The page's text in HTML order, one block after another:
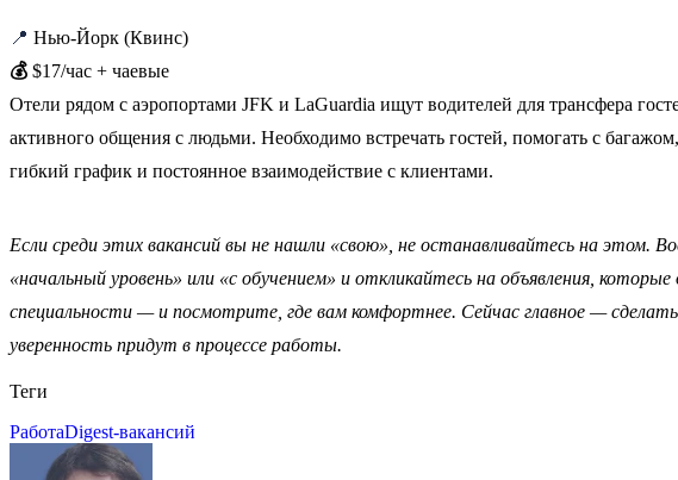
📍 Нью-Йорк (Квинс)
💰 $17/час + чаевые
Отели рядом с аэропортами JFK и LaGuardia ищут водителей для трансфера
активного общения с людьми. Необходимо встречать гостей, помогать с
гибкий график и постоянное взаимодействие с клиентами.
Если среди этих вакансий вы не нашли «свою», не останавливайтесь на этом.
«начальный уровень» или «с обучением» и откликайтесь на объявления,
специальности — и посмотрите, где вам комфортнее. Сейчас главное —
уверенность придут в процессе работы.
Теги
РаботаDigest-вакансий